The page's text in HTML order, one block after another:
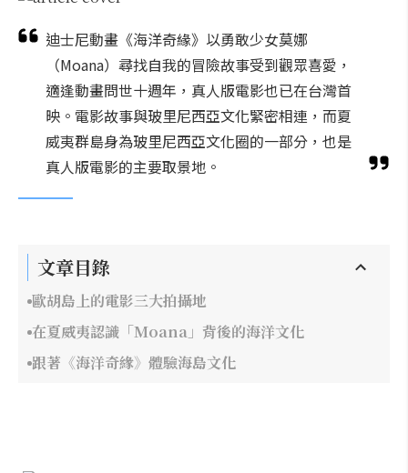
迪士尼動畫《海洋奇緣》以勇敢少女莫娜
（Moana）尋找自我的冒險故事受到觀眾喜愛，
適逢動畫問世十週年，真人版電影也已在台灣首
映。電影故事與玻里尼西亞文化緊密相連，而夏
威夷群島身為玻里尼西亞文化圈的一部分，也是
真人版電影的主要取景地。
文章目錄
歐胡島上的電影三大拍攝地
在夏威夷認識「Moana」背後的海洋文化
跟著《海洋奇緣》體驗海島文化